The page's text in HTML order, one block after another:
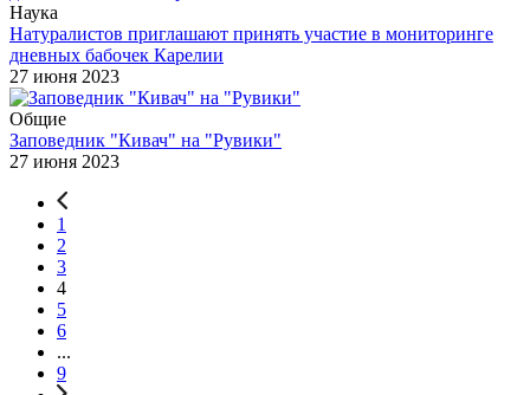
Наука
Натуралистов приглашают принять участие в мониторинге
дневных бабочек Карелии
27 июня 2023
Общие
Заповедник "Кивач" на "Рувики"
27 июня 2023
1
2
3
4
5
6
...
9